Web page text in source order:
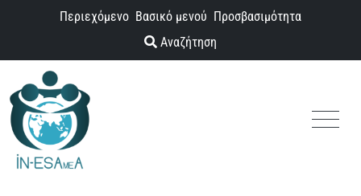
Παράκαμψη προς το περιεχόμενο
Περιεχόμενο Βασικό μενού Προσβασιμότητα
Αναζήτηση